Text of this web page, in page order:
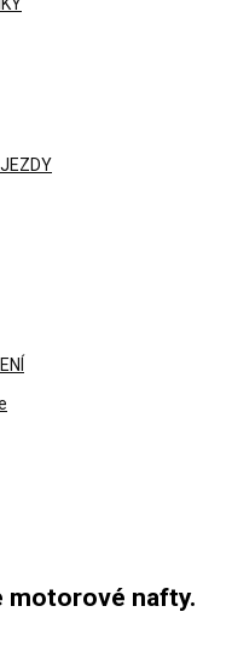
motorové nafty.